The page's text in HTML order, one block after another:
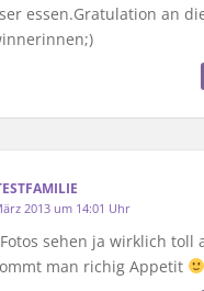
essen.Gratulation an
2013 um 14:01 Uhr
sehen ja wirklich toll
man richig Appetit